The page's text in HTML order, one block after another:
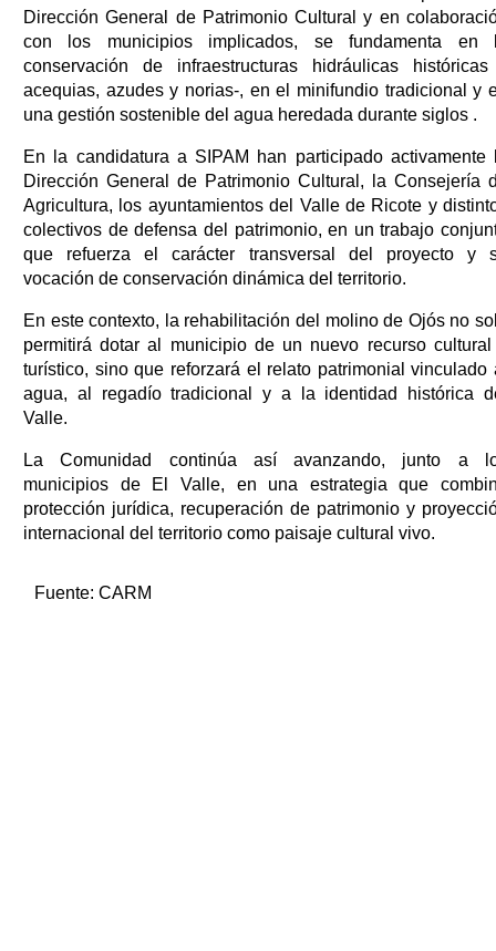
Dirección General de Patrimonio Cultural y en
con los municipios implicados, se fundamenta en
conservación de infraestructuras hidráulicas
acequias, azudes y norias-, en el minifundio tradicional y
una gestión sostenible del agua heredada durante siglos .
En la candidatura a SIPAM han participado activamente
Dirección General de Patrimonio Cultural, la Consejería
Agricultura, los ayuntamientos del Valle de Ricote y
colectivos de defensa del patrimonio, en un trabajo
que refuerza el carácter transversal del proyecto y
vocación de conservación dinámica del territorio.
En este contexto, la rehabilitación del molino de Ojós no
permitirá dotar al municipio de un nuevo recurso
turístico, sino que reforzará el relato patrimonial vinculado
agua, al regadío tradicional y a la identidad histórica
Valle.
La Comunidad continúa así avanzando, junto a
municipios de El Valle, en una estrategia que
protección jurídica, recuperación de patrimonio y
internacional del territorio como paisaje cultural vivo.
Fuente: CARM